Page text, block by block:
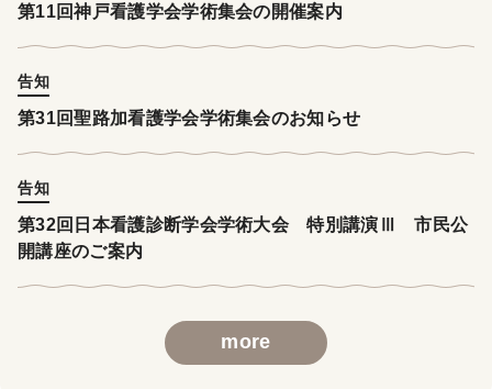
第11回神戸看護学会学術集会の開催案内
告知
第31回聖路加看護学会学術集会のお知らせ
告知
第32回日本看護診断学会学術大会 特別講演Ⅲ 市民公
開講座のご案内
more